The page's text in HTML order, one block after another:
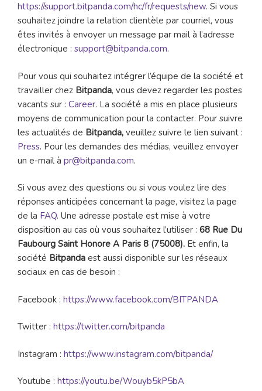
https://support.bitpanda.com/hc/fr/requests/new. Si vous
souhaitez joindre la relation clientèle par courriel, vous
êtes invités à envoyer un message par mail à l’adresse
électronique : support@bitpanda.com.
Pour vous qui souhaitez intégrer l’équipe de la société et
travailler chez Bitpanda, vous devez regarder les postes
vacants sur : Career. La société a mis en place plusieurs
moyens de communication pour la contacter. Pour suivre
les actualités de Bitpanda, veuillez suivre le lien suivant :
Press. Pour les demandes des médias, veuillez envoyer
un e-mail à pr@bitpanda.com.
Si vous avez des questions ou si vous voulez lire des
réponses anticipées concernant la page, visitez la page
de la FAQ. Une adresse postale est mise à votre
disposition au cas où vous souhaitez l’utiliser : 68 Rue Du
Faubourg Saint Honore A Paris 8 (75008). Et enfin, la
société Bitpanda est aussi disponible sur les réseaux
sociaux en cas de besoin :
Facebook : https://www.facebook.com/BITPANDA
Twitter : https://twitter.com/bitpanda
Instagram : https://www.instagram.com/bitpanda/
Youtube : https://youtu.be/Wouyb5kP5bA